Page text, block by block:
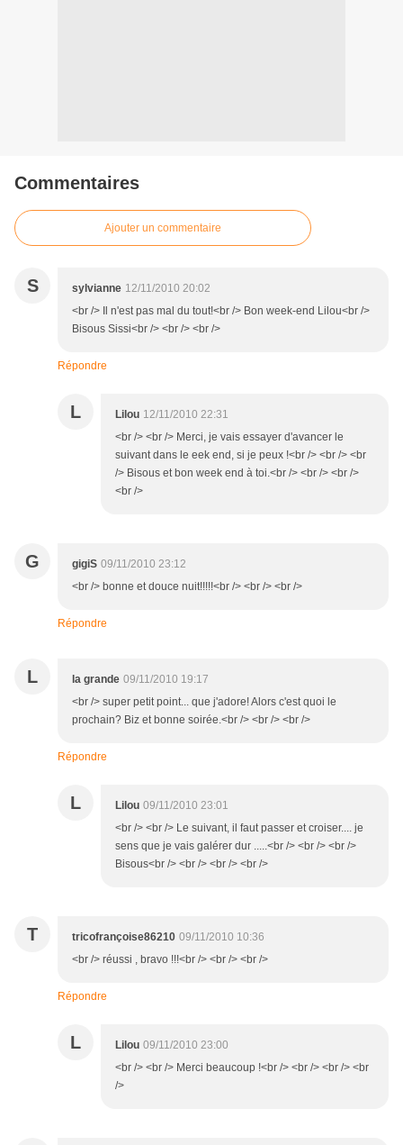
Commentaires
Ajouter un commentaire
S sylvianne 12/11/2010 20:02
<br /> Il n'est pas mal du tout!<br /> Bon week-end Lilou<br />
Bisous Sissi<br /> <br /> <br />
Répondre
L Lilou 12/11/2010 22:31
<br /> <br /> Merci, je vais essayer d'avancer le
suivant dans le eek end, si je peux !<br /> <br /> <br
/> Bisous et bon week end à toi.<br /> <br /> <br />
<br />
G gigiS 09/11/2010 23:12
<br /> bonne et douce nuit!!!!!<br /> <br /> <br />
Répondre
L la grande 09/11/2010 19:17
<br /> super petit point... que j'adore! Alors c'est quoi le
prochain? Biz et bonne soirée.<br /> <br /> <br />
Répondre
L Lilou 09/11/2010 23:01
<br /> <br /> Le suivant, il faut passer et croiser.... je
sens que je vais galérer dur .....<br /> <br /> <br />
Bisous<br /> <br /> <br /> <br />
T tricofrançoise86210 09/11/2010 10:36
<br /> réussi , bravo !!!<br /> <br /> <br />
Répondre
L Lilou 09/11/2010 23:00
<br /> <br /> Merci beaucoup !<br /> <br /> <br /> <br
/>